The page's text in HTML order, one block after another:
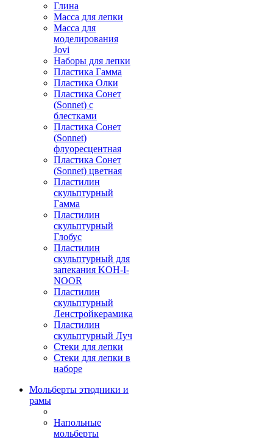
Глина
Масса для лепки
Масса для
моделирования
Jovi
Наборы для лепки
Пластика Гамма
Пластика Олки
Пластика Сонет
(Sonnet) с
блестками
Пластика Сонет
(Sonnet)
флуоресцентная
Пластика Сонет
(Sonnet) цветная
Пластилин
скульптурный
Гамма
Пластилин
скульптурный
Глобус
Пластилин
скульптурный для
запекания KOH-I-
NOOR
Пластилин
скульптурный
Ленстройкерамика
Пластилин
скульптурный Луч
Стеки для лепки
Стеки для лепки в
наборе
Мольберты этюдники и
рамы
Напольные
мольберты